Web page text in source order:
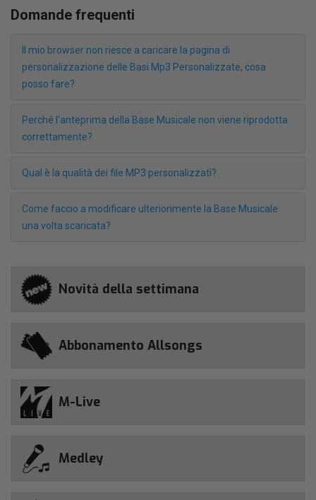
Domande frequenti
Il mio browser non riesce a caricare la pagina di
personalizzazione delle Basi Mp3 Personalizzate, cosa
posso fare?
Perché l'anteprima della Base Musicale non viene riprodotta
correttamente?
Qual è la qualità dei file MP3 personalizzati?
Come faccio a modificare ulteriorimente la Base Musicale
una volta scaricata?
Novità della settimana
Abbonamento Allsongs
M-Live
Medley